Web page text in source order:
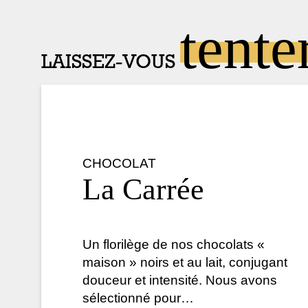
LAISSEZ-VOUS
CHOCOLAT
La Carrée
Un florilège de nos chocolats «
maison » noirs et au lait, conjugant
douceur et intensité. Nous avons
sélectionné pour…